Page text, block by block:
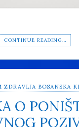
CONTINUE READING…
ZDRAVLJA BOSANSKA
O